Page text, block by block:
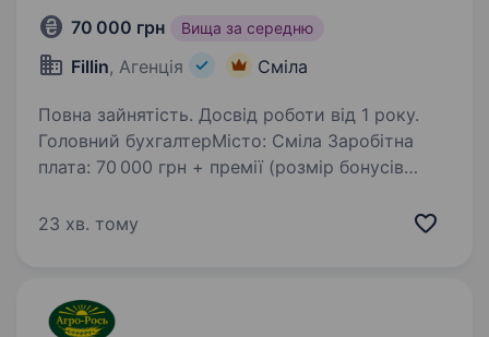
70 000 грн Вища за середню
Fillin, Агенція Сміла
Повна зайнятість. Досвід роботи від 1 року.
Головний бухгалтерМісто: Сміла Заробітна
плата: 70 000 грн + премії (розмір бонусів
зайнятість Графік роботи: Пн-Пт, з 09:00
23 хв. тому